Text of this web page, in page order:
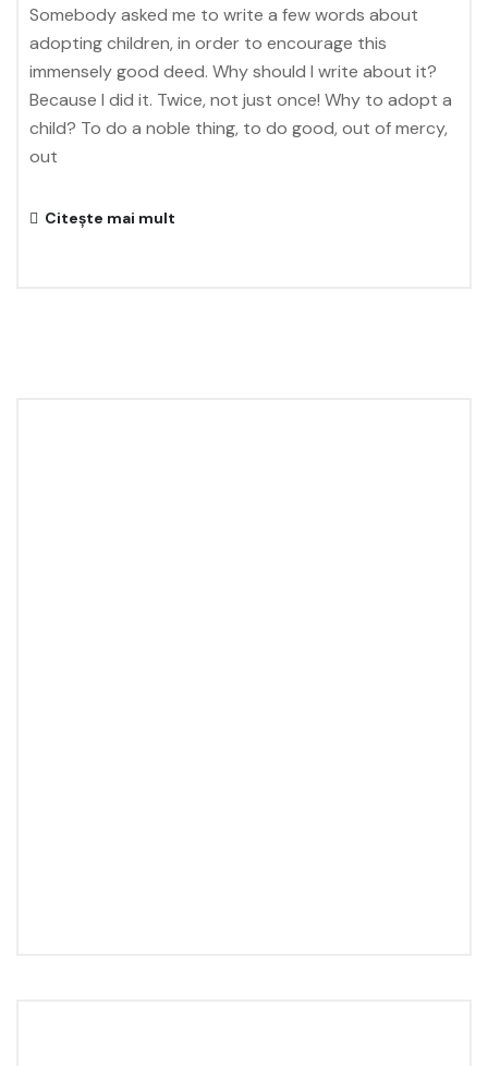
Somebody asked me to write a few words about
adopting children, in order to encourage this
immensely good deed. Why should I write about it?
Because I did it. Twice, not just once! Why to adopt a
child? To do a noble thing, to do good, out of mercy,
out
Citește mai mult